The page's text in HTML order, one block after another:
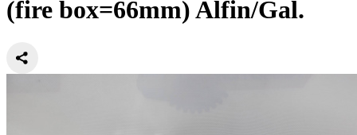
(fire box=66mm) Alfin/Gal.